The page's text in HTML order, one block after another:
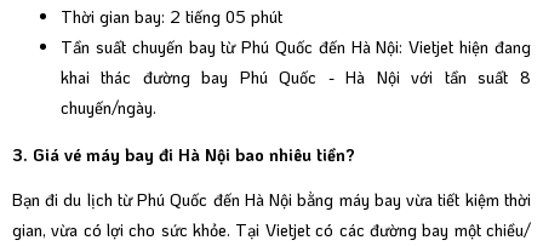
Thời gian bay: 2 tiếng 05 phút
Tần suất chuyến bay từ Phú Quốc đến Hà Nội: Vietjet hiện đang
khai thác đường bay Phú Quốc - Hà Nội với tần suất 8
chuyến/ngày.
3. Giá vé máy bay đi Hà Nội bao nhiêu tiền?
Bạn đi du lịch từ Phú Quốc đến Hà Nội bằng máy bay vừa tiết kiệm thời
gian, vừa có lợi cho sức khỏe. Tại Vietjet có các đường bay một chiều/